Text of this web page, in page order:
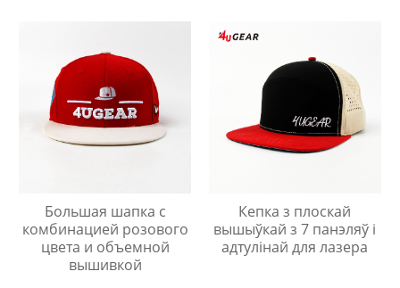
Большая шапка с
комбинацией розового
цвета и объемной
вышивкой
Кепка з плоскай
вышыўкай з 7 панэляў і
адтулінай для лазера